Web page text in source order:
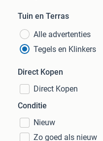
Tuin en Terras
Alle advertenties
Tegels en Klinkers
Direct Kopen
Direct Kopen
Conditie
Nieuw
Zo goed als nieuw